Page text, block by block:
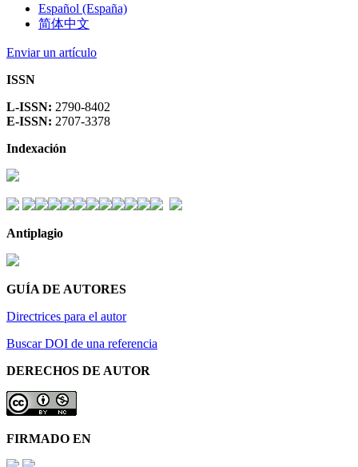
Español (España)
简体中文
Enviar un artículo
ISSN
L-ISSN: 2790-8402
E-ISSN: 2707-3378
Indexación
Antiplagio
GUÍA DE AUTORES
Directrices para el autor
Buscar DOI de una referencia
DERECHOS DE AUTOR
FIRMADO EN